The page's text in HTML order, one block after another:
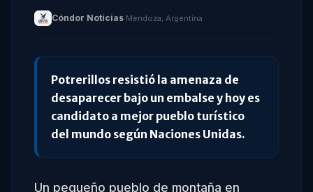
Cóndor Noticias·Mendoza, Argentina
Potrerillos resistió la amenaza de
desaparecer bajo un embalse y hoy es
candidato a mejor pueblo turístico
del mundo según Naciones Unidas.
Un pequeño pueblo de montaña en